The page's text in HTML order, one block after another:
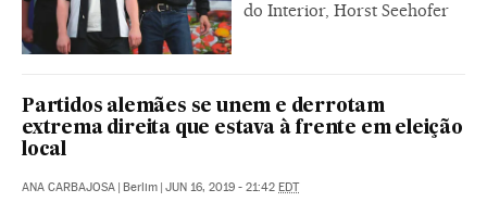
do Interior, Horst Seehofer
Partidos alemães se unem e derrotam
extrema direita que estava à frente em eleição
local
ANA CARBAJOSA | Berlim | JUN 16, 2019 - 21:42 EDT